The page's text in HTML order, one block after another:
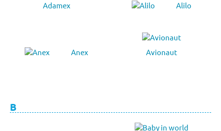
Adamex Alilo
Anex Avionaut
B